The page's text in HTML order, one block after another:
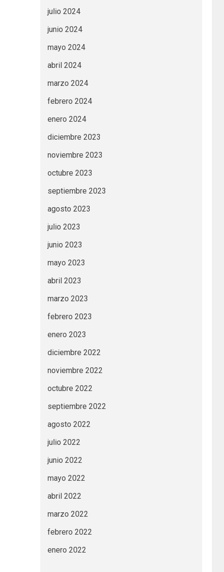
julio 2024
junio 2024
mayo 2024
abril 2024
marzo 2024
febrero 2024
enero 2024
diciembre 2023
noviembre 2023
octubre 2023
septiembre 2023
agosto 2023
julio 2023
junio 2023
mayo 2023
abril 2023
marzo 2023
febrero 2023
enero 2023
diciembre 2022
noviembre 2022
octubre 2022
septiembre 2022
agosto 2022
julio 2022
junio 2022
mayo 2022
abril 2022
marzo 2022
febrero 2022
enero 2022